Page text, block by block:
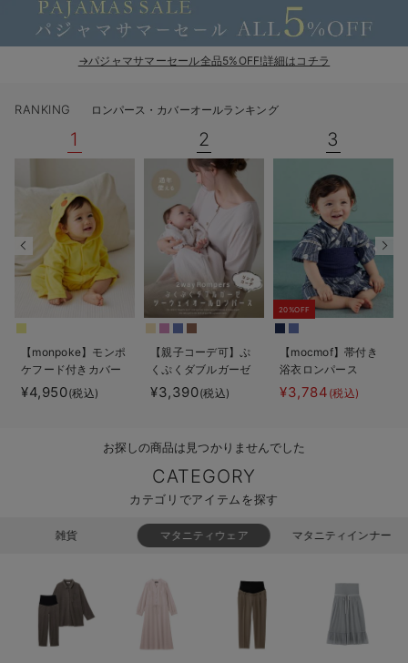
ベビー ブルマ
ベビー スカート
ベビー アウター
スタイ・よだれかけ（新生児・ベビー）
ベビー帽子（新生児・乳児）
新生児スリーパー・ベビーパジャマ
ベビーシューズ・ファーストシューズ・ベビー靴下
ベビー リュック
ベビー 小物
ベビー 雑貨 小物
ベビー安全グッズ
メモリアルグッズ
赤ちゃん 洗剤・洗濯用品・お掃除
赤ちゃん お風呂・ベビースキンケア
ベビーの動物なりきり特集
ベビー 夏のお役立ちグッズ特集
袴ロンパース特集
【アウトレット】パジャマ
【アウトレット】インナー
コットン素材
Tシャツブラ
親子セット
快適機能ウェア特集 トップス
快適機能ウェア特集 ボトムス
快適機能ウェア特集 パジャマ
erbaviva（エルバビーバ）
安心の日本製。先輩ママが買ってよかった！本当に必要な出産準備品
買って正解！高評価レビューアイテム
冬に可愛いニットがお得！
親子コーデ｜ママとベビーにおすすめ！
便利な育児家電
Gift Selection 出産祝い
スカート
パジャマ
オフィス
きれいめ美脚パンツ派
ツィード派
セットアップ派
短肌着
セット
快適ウェア10%OFF
ジャンパースカート/
ワーク・オフィス
フォーマル / オケー
10,001円（税込）〜
女の子におススメの
定番ギフト
かわいくておもしろ
何枚あっても嬉しい
長く使えるアイテム
お部屋映えアイテム
保温&リカバリー
レギンス・タイツ
あったか度◎
【冬のあったか特集
→パジャマサマーセール全品5%OFF!詳細はコチラ
RANKING ロンパース・カバーオールランキング
1
【monpoke】モンポ
ケフード付きカバー
オール
¥4,950(税込)
2
【親子コーデ可】ぷ
くぷくダブルガーゼ
ツーウェイオール
（2wayオール） ロ
¥3,390(税込)
3
20%OFF
【mocmof】帯付き
浴衣ロンパース
¥3,784 (税込)
お探しの商品は見つかりませんでした
CATEGORY
カテゴリでアイテムを探す
雑貨 マタニティウェア マタニティインナー